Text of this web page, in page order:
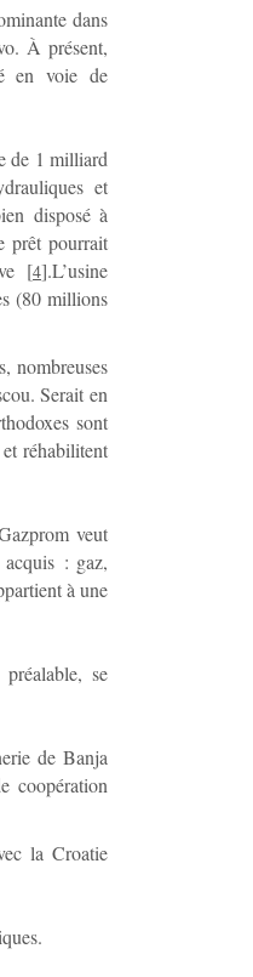
dans
À présent,
en voie de
de 1 milliard
et
disposé à
prêt pourrait
[4].L’usine
(80 millions
nombreuses
Serait en
sont
réhabilitent
veut
: gaz,
à une
se
de Banja
coopération
la Croatie